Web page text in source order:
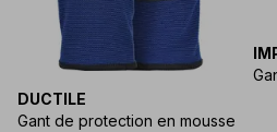
DUCTILE
Gant de protection en mousse